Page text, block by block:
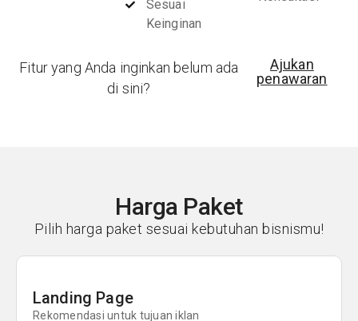
Sesuai
Keinginan
Fitur yang Anda inginkan belum ada
di sini?
Ajukan
penawaran
Harga Paket
Pilih harga paket sesuai kebutuhan bisnismu!
Landing Page
Rekomendasi untuk tujuan iklan